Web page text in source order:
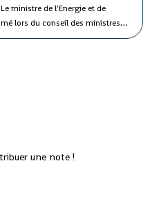
Le ministre de l'Energie et de
lors du conseil des ministres
eau du pays est estimé à 226
une note !